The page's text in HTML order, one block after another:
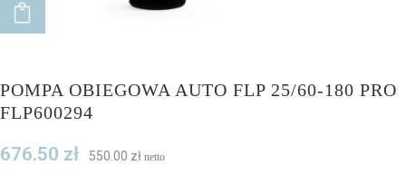
ADD TO CART
POMPA OBIEGOWA AUTO FLP 25/60-180 PRO
FLP600294
676.50 zł 550.00 zł netto